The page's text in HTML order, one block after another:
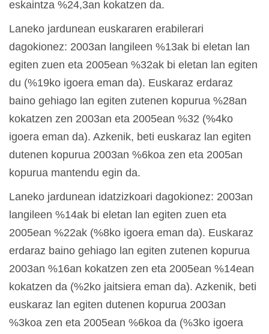
eskaintza %24,3an kokatzen da.
Laneko jardunean euskararen erabilerari
dagokionez: 2003an langileen %13ak bi eletan lan
egiten zuen eta 2005ean %32ak bi eletan lan egiten
du (%19ko igoera eman da). Euskaraz erdaraz
baino gehiago lan egiten zutenen kopurua %28an
kokatzen zen 2003an eta 2005ean %32 (%4ko
igoera eman da). Azkenik, beti euskaraz lan egiten
dutenen kopurua 2003an %6koa zen eta 2005an
kopurua mantendu egin da.
Laneko jardunean idatzizkoari dagokionez: 2003an
langileen %14ak bi eletan lan egiten zuen eta
2005ean %22ak (%8ko igoera eman da). Euskaraz
erdaraz baino gehiago lan egiten zutenen kopurua
2003an %16an kokatzen zen eta 2005ean %14ean
kokatzen da (%2ko jaitsiera eman da). Azkenik, beti
euskaraz lan egiten dutenen kopurua 2003an
%3koa zen eta 2005ean %6koa da (%3ko igoera